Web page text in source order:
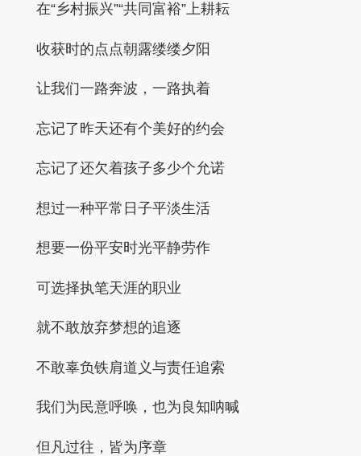
在“乡村振兴”“共同富裕”上耕耘
收获时的点点朝露缕缕夕阳
让我们一路奔波，一路执着
忘记了昨天还有个美好的约会
忘记了还欠着孩子多少个允诺
想过一种平常日子平淡生活
想要一份平安时光平静劳作
可选择执笔天涯的职业
就不敢放弃梦想的追逐
不敢辜负铁肩道义与责任追索
我们为民意呼唤，也为良知呐喊
但凡过往，皆为序章